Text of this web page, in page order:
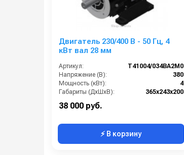
Двигатель 230/400 В - 50 Гц, 4
кВт вал 28 мм
Артикул:
T41004/034BA2M0
Напряжение (В):
380
Мощность (кВт):
4
Габариты (ДхШхВ):
365x243x200
38 000 руб.
⚡ В корзину